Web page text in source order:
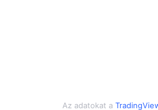
Az adatokat a